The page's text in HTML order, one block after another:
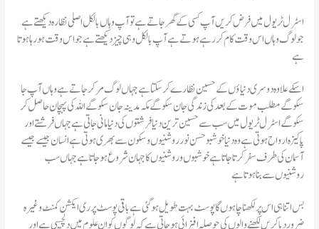
اسٹرل ٹریول میں فرض کریں آپ کسی کے گھر جاتے ہے تو آپ وہاں بالکل اصلی نظارہ دیکھتے ہے
جو لوگ وہاں اس وقت کام کر رہے ہوتے ہے آپ بالکل وہی چیز دیکھتے ہے جو اس وقت ہو رہا ہوتا
ہے
اسکے علاوہ دوسری دنیاؤں کے حسین نظارے کر سکتا ہے جہاں لوگ مر کر جاتے ہے وہاں آپ جا
سکو گے مطلب موت کے بعد کی زندگی جان سکو گے مکہ مدینہ جان سکو گے اللہ کی پہچان حاصل کر
سکو گے اسٹرل ٹریول میں سب سے حسین ترین دنیا فرشتوں کی دنیا مانی جاتی ہے جہاں فرشتے اور
پاکیزہ ارواح ہوتی ہے وہ دنیا خوشبو حسن نور روشنیوں و سکون سے بھری ہوتی ہے انسان جیسے جیسے
آسمان کی طرف سفر کرتا جاتا ہے خوشبوں و روشنیوں کا جہان شروع ہو جاتا ہے جہاں سب
روشنیوں سے بنا ہوتا ہے
بس اتنا ہی اس پر لکھنا چاہوں گا پوسٹ بہت طویل ہوگئی ہے باقی پوسٹ پر ری ایکشن کمنٹ وغیرہ
ضرور دیا کریں لکھنے والوں کی حوصلہ افزائی ہو جاتی ہے کہ لوگوں کو ان علوم میں دلچسپی ہے اور